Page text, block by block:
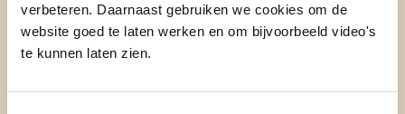
verbeteren. Daarnaast gebruiken we cookies om de
website goed te laten werken en om bijvoorbeeld video's
te kunnen laten zien.
Landelijk opleidingsplan specialisme